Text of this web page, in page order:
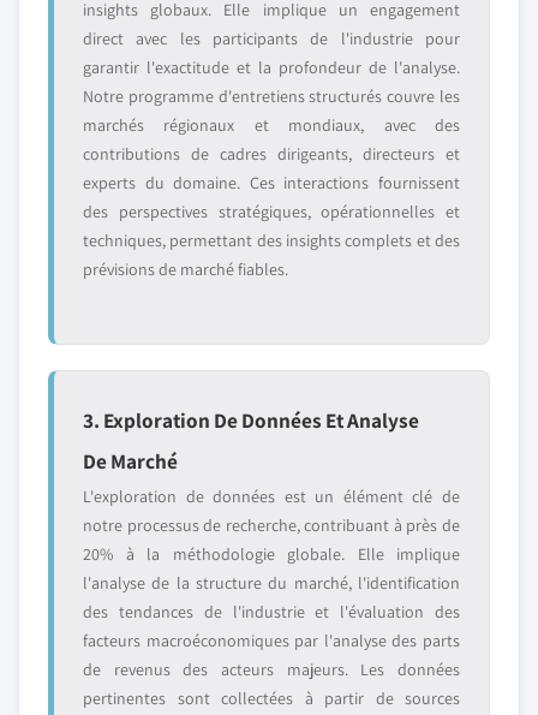
insights globaux. Elle implique un engagement
direct avec les participants de l'industrie pour
garantir l'exactitude et la profondeur de l'analyse.
Notre programme d'entretiens structurés couvre les
marchés régionaux et mondiaux, avec des
contributions de cadres dirigeants, directeurs et
experts du domaine. Ces interactions fournissent
des perspectives stratégiques, opérationnelles et
techniques, permettant des insights complets et des
prévisions de marché fiables.
3. Exploration De Données Et Analyse
De Marché
L'exploration de données est un élément clé de
notre processus de recherche, contribuant à près de
20% à la méthodologie globale. Elle implique
l'analyse de la structure du marché, l'identification
des tendances de l'industrie et l'évaluation des
facteurs macroéconomiques par l'analyse des parts
de revenus des acteurs majeurs. Les données
pertinentes sont collectées à partir de sources